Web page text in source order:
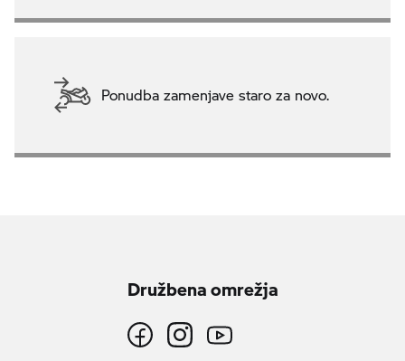
Ponudba zamenjave staro za novo.
Družbena omrežja